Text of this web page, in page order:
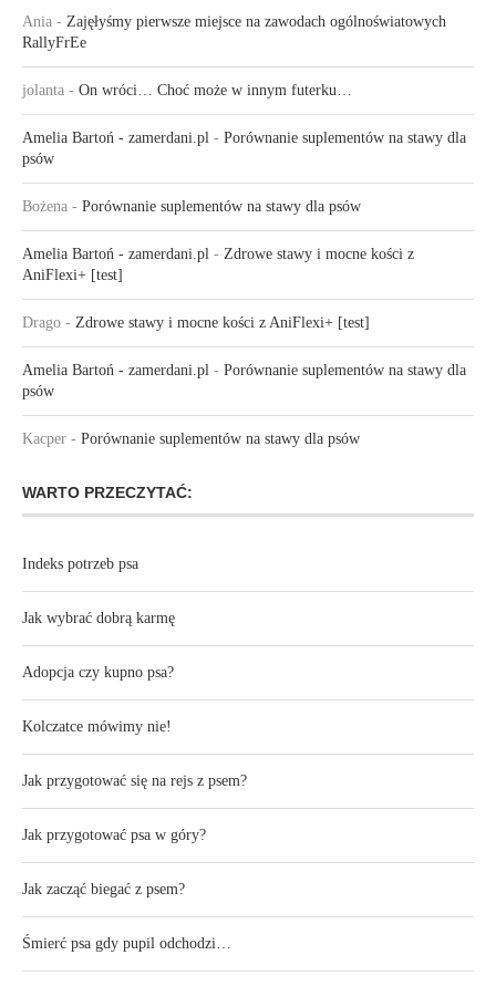
Ania - Zajęłyśmy pierwsze miejsce na zawodach ogólnoświatowych
RallyFrEe
jolanta - On wróci… Choć może w innym futerku…
Amelia Bartoń - zamerdani.pl - Porównanie suplementów na stawy dla
psów
Bożena - Porównanie suplementów na stawy dla psów
Amelia Bartoń - zamerdani.pl - Zdrowe stawy i mocne kości z
AniFlexi+ [test]
Drago - Zdrowe stawy i mocne kości z AniFlexi+ [test]
Amelia Bartoń - zamerdani.pl - Porównanie suplementów na stawy dla
psów
Kacper - Porównanie suplementów na stawy dla psów
WARTO PRZECZYTAĆ:
Indeks potrzeb psa
Jak wybrać dobrą karmę
Adopcja czy kupno psa?
Kolczatce mówimy nie!
Jak przygotować się na rejs z psem?
Jak przygotować psa w góry?
Jak zacząć biegać z psem?
Śmierć psa gdy pupil odchodzi…